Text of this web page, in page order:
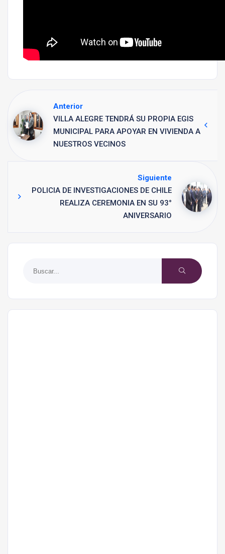
Anterior
VILLA ALEGRE TENDRÁ SU PROPIA EGIS
MUNICIPAL PARA APOYAR EN VIVIENDA A
NUESTROS VECINOS
Siguiente
POLICIA DE INVESTIGACIONES DE CHILE
REALIZA CEREMONIA EN SU 93°
ANIVERSARIO